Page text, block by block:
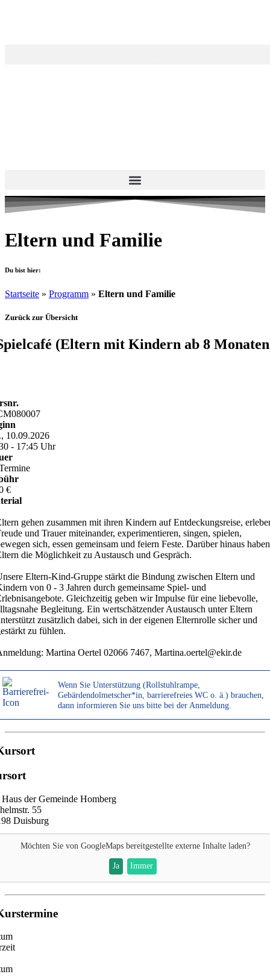
Eltern und Familie
Du bist hier:
Startseite » Programm » Eltern und Familie
Zurück zur Übersicht
(Eltern mit Kindern ab 8
10.09.2026
- 17:45 Uhr
€
gehen zusammen mit ihren Kindern auf Entdeckungsreise,
und Trauer miteinander, experimentieren, singen, spielen,
sich, essen gemeinsam und feiern Feste. Darüber hinaus haben
die Möglichkeit zu Austausch und Gespräch.
Eltern-Kind-Gruppe stärkt die Bindung zwischen Eltern und
von 0 - 3 Jahren durch gemeinsame Spiel- und
Gleichzeitig geben wir Impulse für eine liebevolle,
Begleitung. Ein wertschätzender Austausch unter Eltern
zusätzlich dabei, sich in der eigenen Elternrolle sicher und
zu fühlen.
Martina Oertel 02066 7467, Martina.oertel@ekir.de
Wenn Sie Unterstützung (Rollstuhlrampe,
Gebärdendolmetscher*in, barrierefreies WC o. ä.) brauchen,
dann informieren Sie uns bitte bei der Anmeldung.
der Gemeinde Homberg
55
Duisburg
Möchten Sie von GoogleMapsbereitgestellte externe Inhalte laden?
Ja Immer